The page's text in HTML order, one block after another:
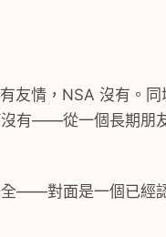
友情，NSA 沒有。
有——從一個長期朋
全——對面是一個已